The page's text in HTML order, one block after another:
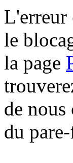
L'erreur
le
la page
de nous
du